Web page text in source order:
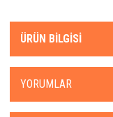
ÜRÜN BILGISI
YORUMLAR